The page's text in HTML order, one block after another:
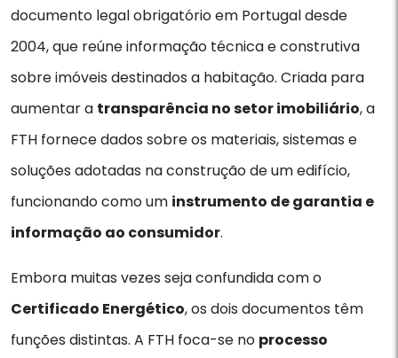
documento legal obrigatório em Portugal desde
2004, que reúne informação técnica e construtiva
sobre imóveis destinados a habitação. Criada para
aumentar a transparência no setor imobiliário, a
FTH fornece dados sobre os materiais, sistemas e
soluções adotadas na construção de um edifício,
funcionando como um instrumento de garantia e
informação ao consumidor.
Embora muitas vezes seja confundida com o
Certificado Energético, os dois documentos têm
funções distintas. A FTH foca-se no processo